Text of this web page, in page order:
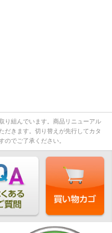
り組んでいます。商品リニューアル
だきます。切り替えが先行してカタ
のでご了承ください。